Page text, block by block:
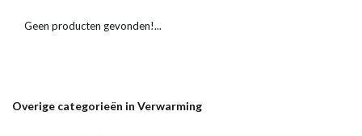
Geen producten gevonden!...
Overige categorieën in Verwarming